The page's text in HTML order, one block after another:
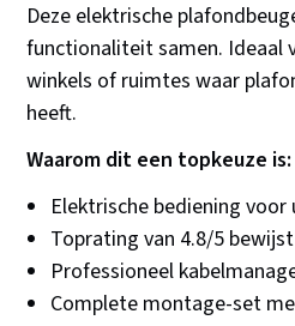
Deze elektrische
functionaliteit samen. Ideaal
winkels of ruimtes waar
heeft.
Waarom dit een topkeuze is:
Elektrische bediening
Toprating van 4.8/5
Professioneel
Complete montage-set